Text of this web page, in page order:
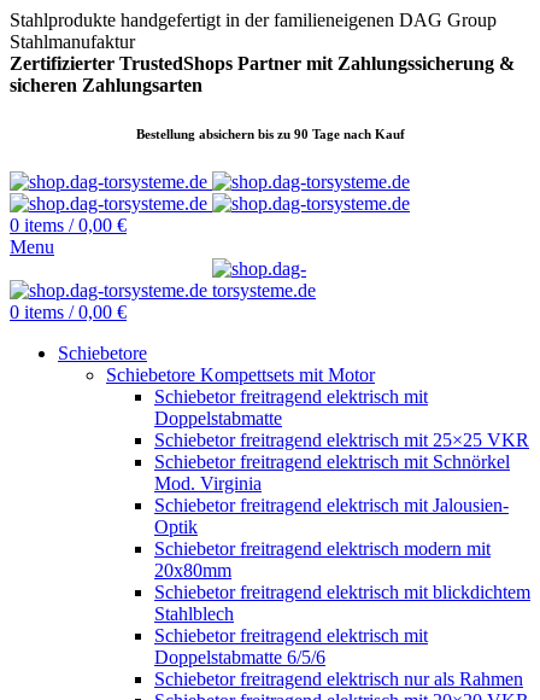
Stahlprodukte handgefertigt in der familieneigenen DAG Group
Stahlmanufaktur
Zertifizierter TrustedShops Partner mit Zahlungssicherung &
sicheren Zahlungsarten
Bestellung absichern bis zu 90 Tage nach Kauf
0 items / 0,00 €
Menu
0 items / 0,00 €
Schiebetore
Schiebetore Kompettsets mit Motor
Schiebetor freitragend elektrisch mit
Doppelstabmatte
Schiebetor freitragend elektrisch mit 25×25 VKR
Schiebetor freitragend elektrisch mit Schnörkel
Mod. Virginia
Schiebetor freitragend elektrisch mit Jalousien-
Optik
Schiebetor freitragend elektrisch modern mit
20x80mm
Schiebetor freitragend elektrisch mit blickdichtem
Stahlblech
Schiebetor freitragend elektrisch mit
Doppelstabmatte 6/5/6
Schiebetor freitragend elektrisch nur als Rahmen